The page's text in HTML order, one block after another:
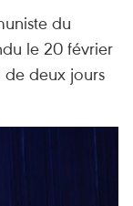
du
le 20 février
deux jours